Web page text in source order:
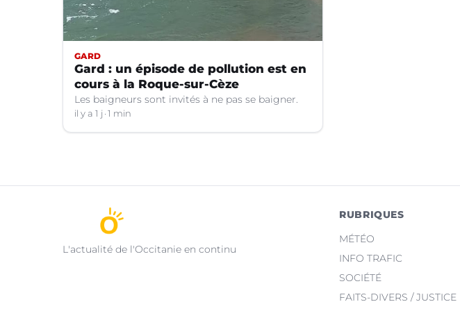
GARD
Gard : un épisode de pollution est en
cours à la Roque-sur-Cèze
Les baigneurs sont invités à ne pas se baigner.
il y a 1 j 1 min
L'actualité de l'Occitanie en continu
RUBRIQUES
MÉTÉO
INFO TRAFIC
SOCIÉTÉ
FAITS-DIVERS / JUSTICE